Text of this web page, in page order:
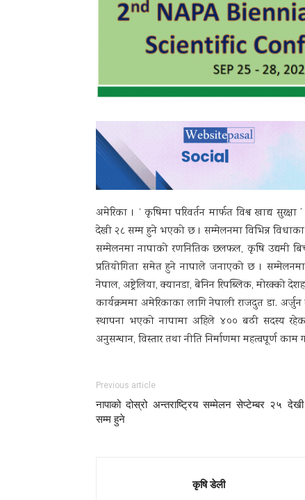
अमेरिका । ‘ कृषिमा परिवर्तन मार्फत विश्व खाद्य सुरक्षा
देखी २८ सम्म हुने भएको छ । सम्मेलनमा विभिन्न
सम्मेलनमा नापाको रणनितिक छलफल, कृषि उद्यमी बिच
प्रतियोगिता समेत हुने नापाले जनाएको छ ।
नेपाल, अष्ट्रेलिया, क्यानडा, बेनिन रिपब्लिक, मोरक्को
कार्यक्रममा अमेरिकाका लागि नेपाली राजदुत डा.
स्थापना भएको नापामा अहिले ४०० बढी सदस्य
अनुसन्धान, विस्तार तथा नीति निर्माणमा महत्वपूर्ण
Previous article
नापाको दोस्रो अन्तराष्ट्रिय सम्मेलन सेप्टेम्बर २५
सम्म हुने
कृषि डेली